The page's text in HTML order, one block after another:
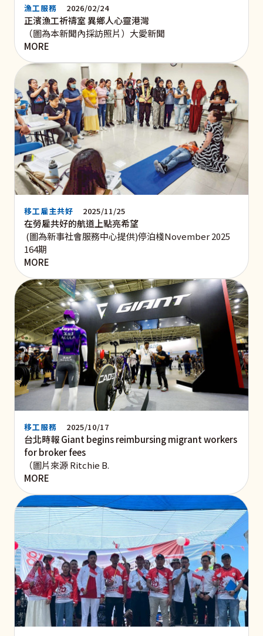
漁工服務 2026/02/24
正濱漁工祈禱室 異鄉人心靈港灣
（圖為本新聞內採訪照片）大愛新聞
MORE
移工雇主共好 2025/11/25
在勞雇共好的航道上點亮希望
(圖為新事社會服務中心提供)停泊棧November 2025
164期
MORE
移工服務 2025/10/17
台北時報 Giant begins reimbursing migrant workers
for broker fees
（圖片來源 Ritchie B.
MORE